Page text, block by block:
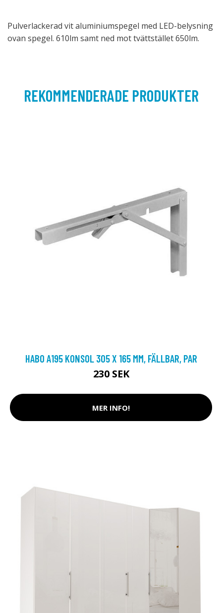
Pulverlackerad vit aluminiumspegel med LED-belysning
ovan spegel. 610lm samt ned mot tvättstället 650lm.
REKOMMENDERADE PRODUKTER
HABO A195 KONSOL 305 X 165 MM, FÄLLBAR, PAR
230 SEK
MER INFO!